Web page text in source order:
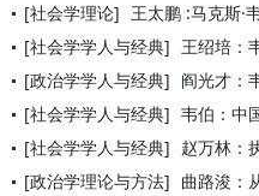
[社会学理论] 王太鹏 :马克斯·
[社会学学人与经典] 王绍培：
[政治学学人与经典] 阎光才：
[社会学学人与经典] 韦伯：中
[社会学学人与经典] 赵万林：
[政治学理论与方法] 曲路浚：从“